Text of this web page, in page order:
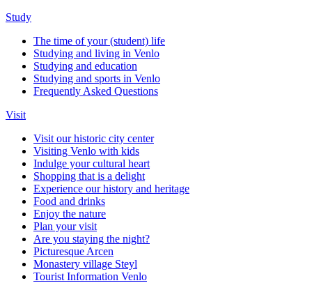
Study
The time of your (student) life
Studying and living in Venlo
Studying and education
Studying and sports in Venlo
Frequently Asked Questions
Visit
Visit our historic city center
Visiting Venlo with kids
Indulge your cultural heart
Shopping that is a delight
Experience our history and heritage
Food and drinks
Enjoy the nature
Plan your visit
Are you staying the night?
Picturesque Arcen
Monastery village Steyl
Tourist Information Venlo